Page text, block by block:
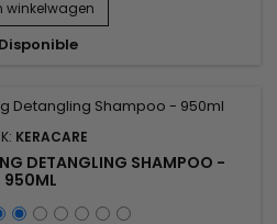
oliën.
winkelwagen
Disponible
KERACARE
DETANGLING SHAMPOO -
950ML